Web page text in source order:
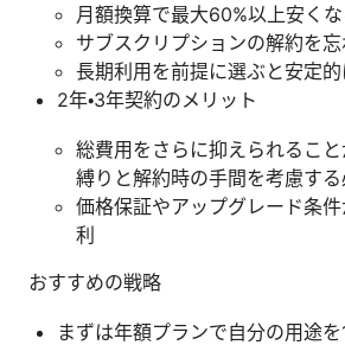
月額換算で最大60%以上安く
サブスクリプションの解約を
長期利用を前提に選ぶと安定
2年・3年契約のメリット
総費用をさらに抑えられるこ
縛りと解約時の手間を考慮す
価格保証やアップグレード条
利
おすすめの戦略
まずは年額プランで自分の用途